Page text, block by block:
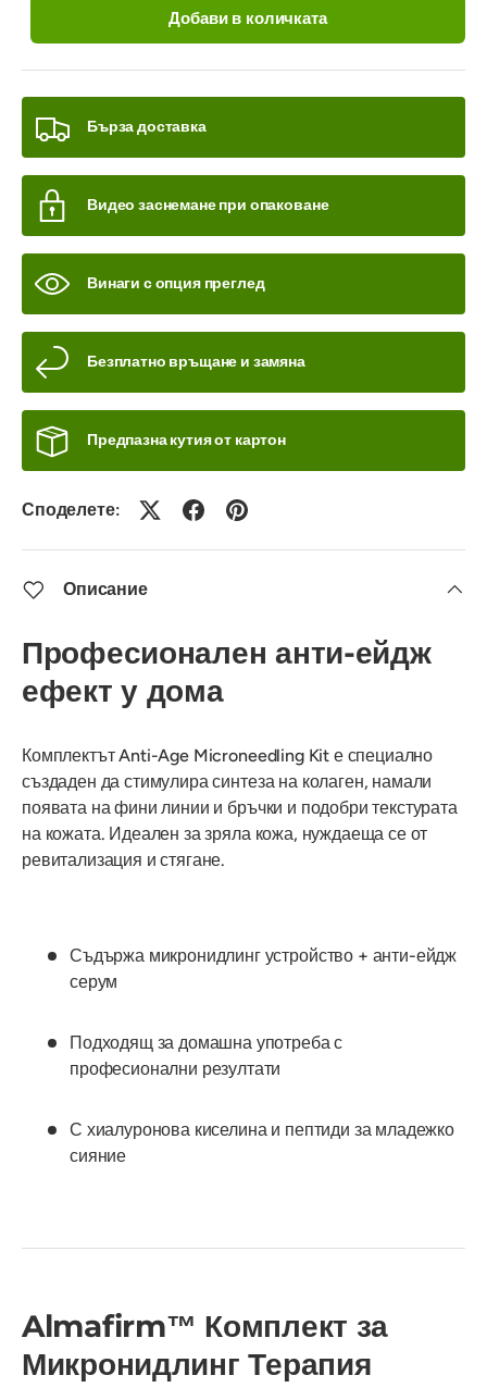
Добави в количката
Бърза доставка
Видео заснемане при опаковане
Винаги с опция преглед
Безплатно връщане и замяна
Предпазна кутия от картон
Споделете:
Описание
Професионален анти-ейдж
ефект у дома
Комплектът Anti-Age Microneedling Kit е специално
създаден да стимулира синтеза на колаген, намали
появата на фини линии и бръчки и подобри текстурата
на кожата. Идеален за зряла кожа, нуждаеща се от
ревитализация и стягане.
Съдържа микронидлинг устройство + анти-ейдж
серум
Подходящ за домашна употреба с
професионални резултати
С хиалуронова киселина и пептиди за младежко
сияние
Almafirm™ Комплект за
Микронидлинг Терапия